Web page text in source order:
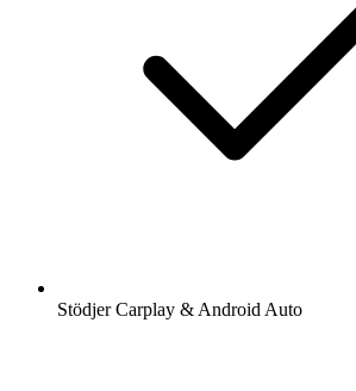
Stödjer Carplay & Android Auto